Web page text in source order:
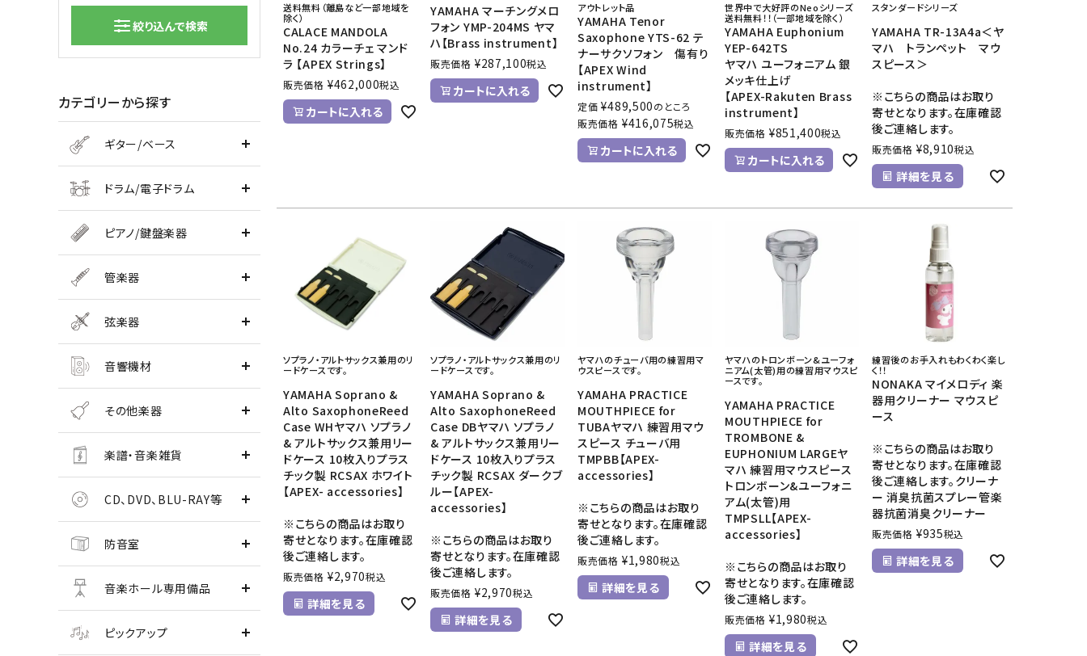
絞り込んで検索
カテゴリーから探す
ギター/ベース
ドラム/電子ドラム
ピアノ/鍵盤楽器
管楽器
弦楽器
音響機材
その他楽器
楽譜・音楽雑貨
CD、DVD、BLU-RAY等
防音室
音楽ホール専用備品
ピックアップ
送料無料（離島など一部地域を
除く）
CALACE MANDOLA
No.24 カラーチェ マンド
ラ 【APEX Strings】
販売価格 ¥462,000税込
カートに入れる
YAMAHA マーチングメロ
フォン YMP-204MS ヤマ
ハ【Brass instrument】
販売価格 ¥287,100税込
カートに入れる
アウトレット品
YAMAHA Tenor
Saxophone YTS-62 テ
ナーサクソフォン 傷有り
【APEX Wind
instrument】
定価 ¥489,500のところ
販売価格 ¥416,075税込
カートに入れる
世界中で大好評のNeoシリーズ
送料無料！！（一部地域を除く）
YAMAHA Euphonium
YEP-642TS
ヤマハ ユーフォニアム 銀
メッキ仕上げ
【APEX-Rakuten Brass
instrument】
販売価格 ¥851,400税込
カートに入れる
スタンダードシリーズ
YAMAHA TR-13A4a＜ヤ
マハ トランペット マウ
スピース＞
※こちらの商品はお取り
寄せとなります。在庫確認
後ご連絡します。
販売価格 ¥8,910税込
詳細を見る
ソプラノ・アルトサックス兼用のリ
ードケースです。
YAMAHA Soprano &
Alto SaxophoneReed
Case WHヤマハ ソプラノ
& アルトサックス兼用リー
ドケース 10枚入りプラス
チック製 RCSAX ホワイト
【APEX- accessories】
※こちらの商品はお取り
寄せとなります。在庫確認
後ご連絡します。
販売価格 ¥2,970税込
詳細を見る
ソプラノ・アルトサックス兼用のリ
ードケースです。
YAMAHA Soprano &
Alto SaxophoneReed
Case DBヤマハ ソプラノ
& アルトサックス兼用リー
ドケース 10枚入りプラス
チック製 RCSAX ダークブ
ルー【APEX-
accessories】
※こちらの商品はお取り
寄せとなります。在庫確認
後ご連絡します。
販売価格 ¥2,970税込
詳細を見る
ヤマハのチューバ用の練習用マ
ウスピースです。
YAMAHA PRACTICE
MOUTHPIECE for
TUBAヤマハ 練習用マウ
スピース チューバ用
TMPBB【APEX-
accessories】
※こちらの商品はお取り
寄せとなります。在庫確認
後ご連絡します。
販売価格 ¥1,980税込
詳細を見る
ヤマハのトロンボーン&ユーフォ
ニアム(太管)用の練習用マウスピ
ースです。
YAMAHA PRACTICE
MOUTHPIECE for
TROMBONE &
EUPHONIUM LARGEヤ
マハ 練習用マウスピース
トロンボーン&ユーフォニ
アム(太管)用
TMPSLL【APEX-
accessories】
※こちらの商品はお取り
寄せとなります。在庫確認
後ご連絡します。
販売価格 ¥1,980税込
詳細を見る
練習後のお手入れもわくわく楽し
く！！
NONAKA マイメロディ 楽
器用クリーナー マウスピ
ース
※こちらの商品はお取り
寄せとなります。在庫確認
後ご連絡します。クリーナ
ー 消臭抗菌スプレー管楽
器抗菌消臭クリーナー
販売価格 ¥935税込
詳細を見る